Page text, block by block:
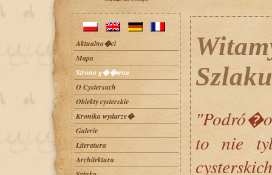
Aktualno�ci
Mapa
Strona g��wna
O Cystersach
Obiekty cysterskie
Kronika wydarze�
Galerie
Literatura
Architektura
to nie